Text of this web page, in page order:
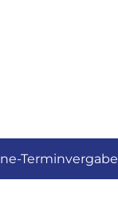
Terminvergabe